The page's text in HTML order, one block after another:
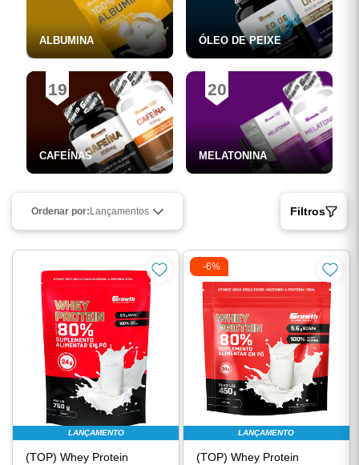
ALBUMINA ÓLEO DE PEIXE
19
CAFEÍNAS
20
MELATONINA
Ordenar por: Lançamentos Filtros
LANÇAMENTO
(TOP) Whey Protein
-6%
LANÇAMENTO
(TOP) Whey Protein